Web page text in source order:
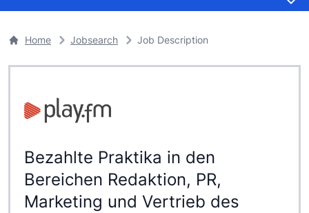
Home Jobsearch Job Description
Bezahlte Praktika in den
Bereichen Redaktion, PR,
Marketing und Vertrieb des